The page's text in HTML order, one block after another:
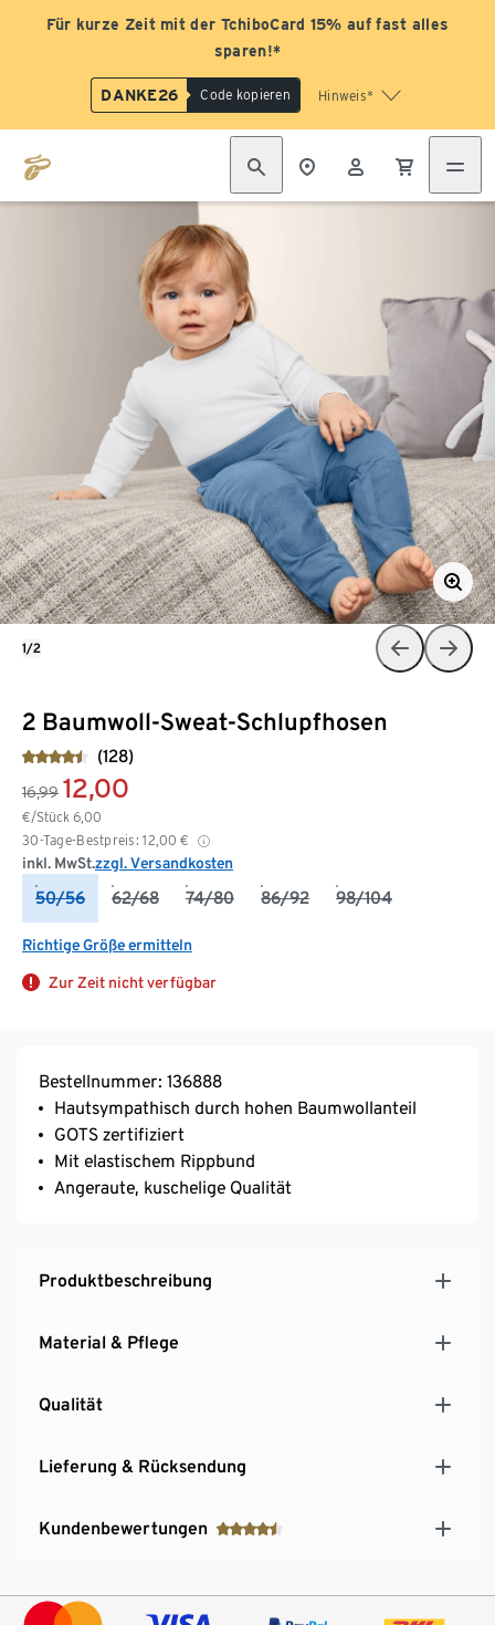
Für kurze Zeit mit der TchiboCard 15% auf fast alles
sparen!*
DANKE26 Code kopieren Hinweis*
2 Baumwoll-Sweat-Schlupfhosen
(128)
16,99 12,00
€/Stück 6,00
30-Tage-Bestpreis: 12,00 €
inkl. MwSt.zzgl. Versandkosten
50/56 62/68 74/80 86/92 98/104
Richtige Größe ermitteln
Zur Zeit nicht verfügbar
1/2
Bestellnummer: 136888
Hautsympathisch durch hohen Baumwollanteil
GOTS zertifiziert
Mit elastischem Rippbund
Angeraute, kuschelige Qualität
Produktbeschreibung
Material & Pflege
Qualität
Lieferung & Rücksendung
Kundenbewertungen